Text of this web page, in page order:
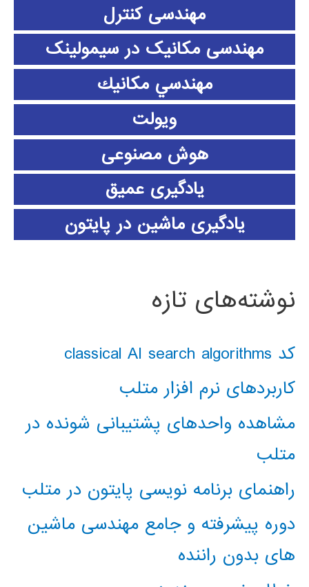
مهندسی کنترل
مهندسی مکانیک در سیمولینک
مهندسي مكانيك
ویولت
هوش مصنوعی
یادگیری عمیق
یادگیری ماشین در پایتون
نوشته‌های تازه
کد classical AI search algorithms
کاربردهای نرم افزار متلب
مشاهده واحدهای پشتیبانی شونده در
متلب
راهنمای برنامه نویسی پایتون در متلب
دوره پیشرفته و جامع مهندسی ماشین
های بدون راننده